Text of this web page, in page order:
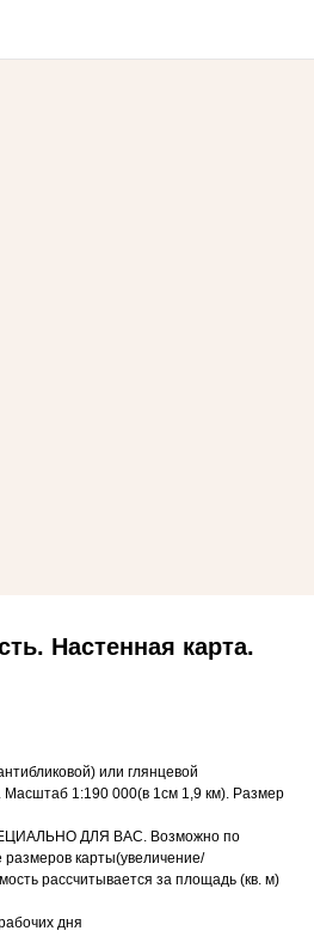
Настенная карта.
или глянцевой
1:190 000(в 1см 1,9 км). Размер
ДЛЯ ВАС. Возможно по
карты(увеличение/
рассчитывается за площадь (кв. м)
дня